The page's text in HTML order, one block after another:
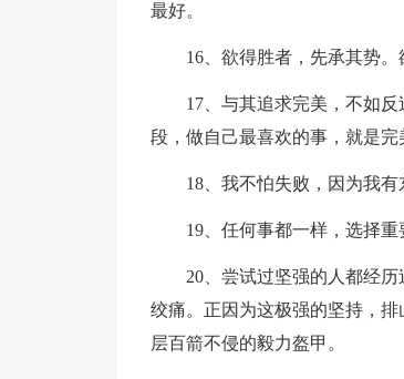
最好。
16、欲得胜者，先承其势。
17、与其追求完美，不如
段，做自己最喜欢的事，就是完
18、我不怕失败，因为我
19、任何事都一样，选择重
20、尝试过坚强的人都经
绞痛。正因为这极强的坚持，
层百箭不侵的毅力盔甲。